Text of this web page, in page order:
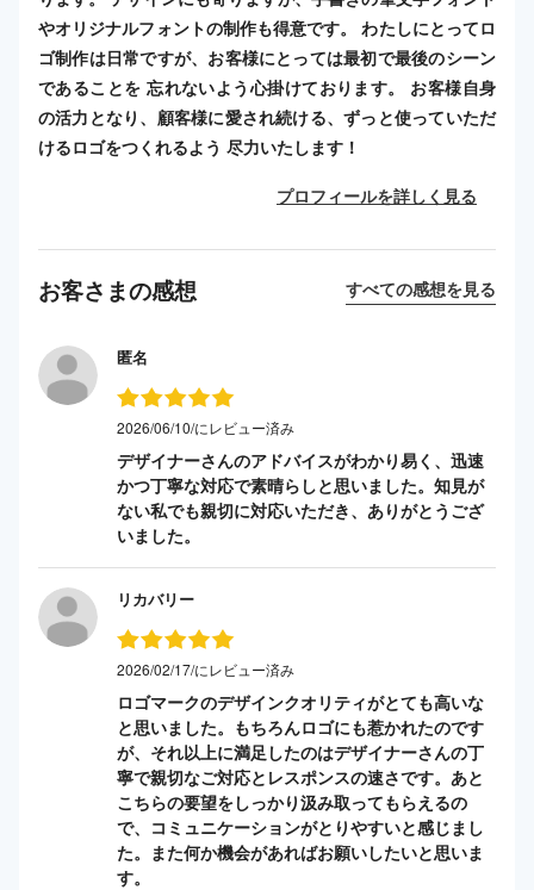
やオリジナルフォントの制作も得意です。 わたしにとってロ
ゴ制作は日常ですが、お客様にとっては最初で最後のシーン
であることを 忘れないよう心掛けております。 お客様自身
の活力となり、顧客様に愛され続ける、ずっと使っていただ
けるロゴをつくれるよう 尽力いたします！
プロフィールを詳しく見る
お客さまの感想 すべての感想を見る
匿名
2026/06/10/にレビュー済み
デザイナーさんのアドバイスがわかり易く、迅速
かつ丁寧な対応で素晴らしと思いました。知見が
ない私でも親切に対応いただき、ありがとうござ
いました。
リカバリー
2026/02/17/にレビュー済み
ロゴマークのデザインクオリティがとても高いな
と思いました。もちろんロゴにも惹かれたのです
が、それ以上に満足したのはデザイナーさんの丁
寧で親切なご対応とレスポンスの速さです。あと
こちらの要望をしっかり汲み取ってもらえるの
で、コミュニケーションがとりやすいと感じまし
た。また何か機会があればお願いしたいと思いま
す。